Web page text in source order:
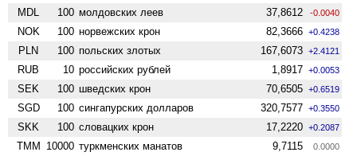
MDL 100 молдовских леев 37,8612 -0.0040
NOK 100 норвежских крон 82,3666 +0.4238
PLN 100 польских злотых 167,6073 +2.4121
RUB 10 российских рублей 1,8917 +0.0053
SEK 100 шведских крон 70,6505 +0.6519
SGD 100 сингапурских долларов 320,7577 +0.3550
SKK 100 словацких крон 17,2220 +0.2087
TMM 10000 туркменских манатов 9,7115 0.0000